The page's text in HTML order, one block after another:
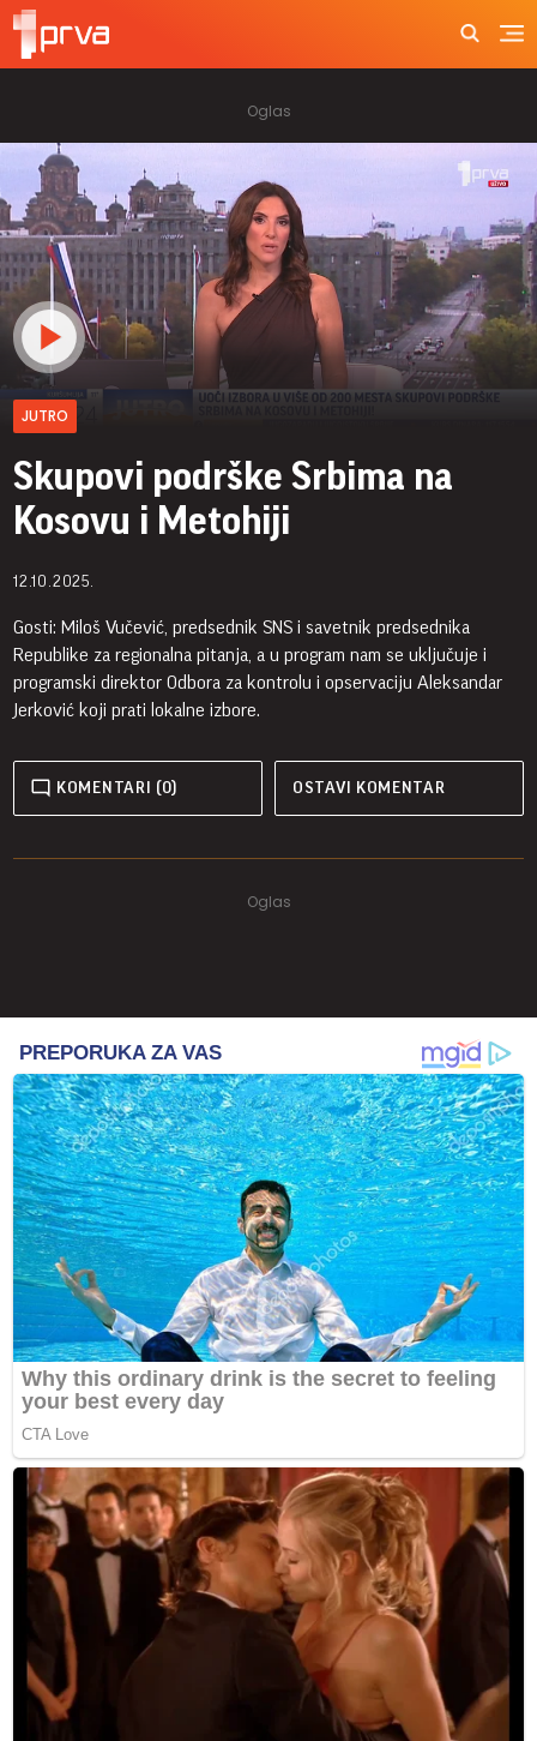
JUTRO
Skupovi podrške Srbima na
Kosovu i Metohiji
12.10.2025.
Gosti: Miloš Vučević, predsednik SNS i savetnik predsednika
Republike za regionalna pitanja, a u program nam se uključuje i
programski direktor Odbora za kontrolu i opservaciju Aleksandar
Jerković koji prati lokalne izbore.
KOMENTARI (0) OSTAVI KOMENTAR